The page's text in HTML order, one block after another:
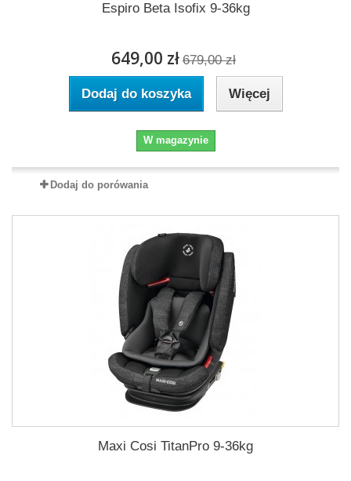
Espiro Beta Isofix 9-36kg
649,00 zł 679,00 zł
Dodaj do koszyka Więcej
W magazynie
Dodaj do porówania
Maxi Cosi TitanPro 9-36kg